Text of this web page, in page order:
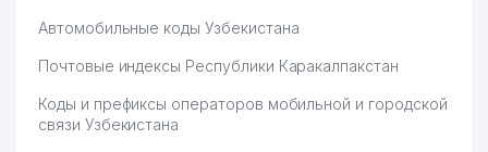
Автомобильные коды Узбекистана
Почтовые индексы Республики Каракалпакстан
Коды и префиксы операторов мобильной и городской
связи Узбекистана